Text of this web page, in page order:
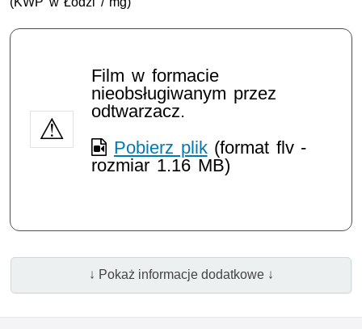
Film w formacie
nieobsługiwanym przez
odtwarzacz.
Pobierz plik(format flv -
rozmiar 1.16 MB)
↓ Pokaż informacje dodatkowe ↓